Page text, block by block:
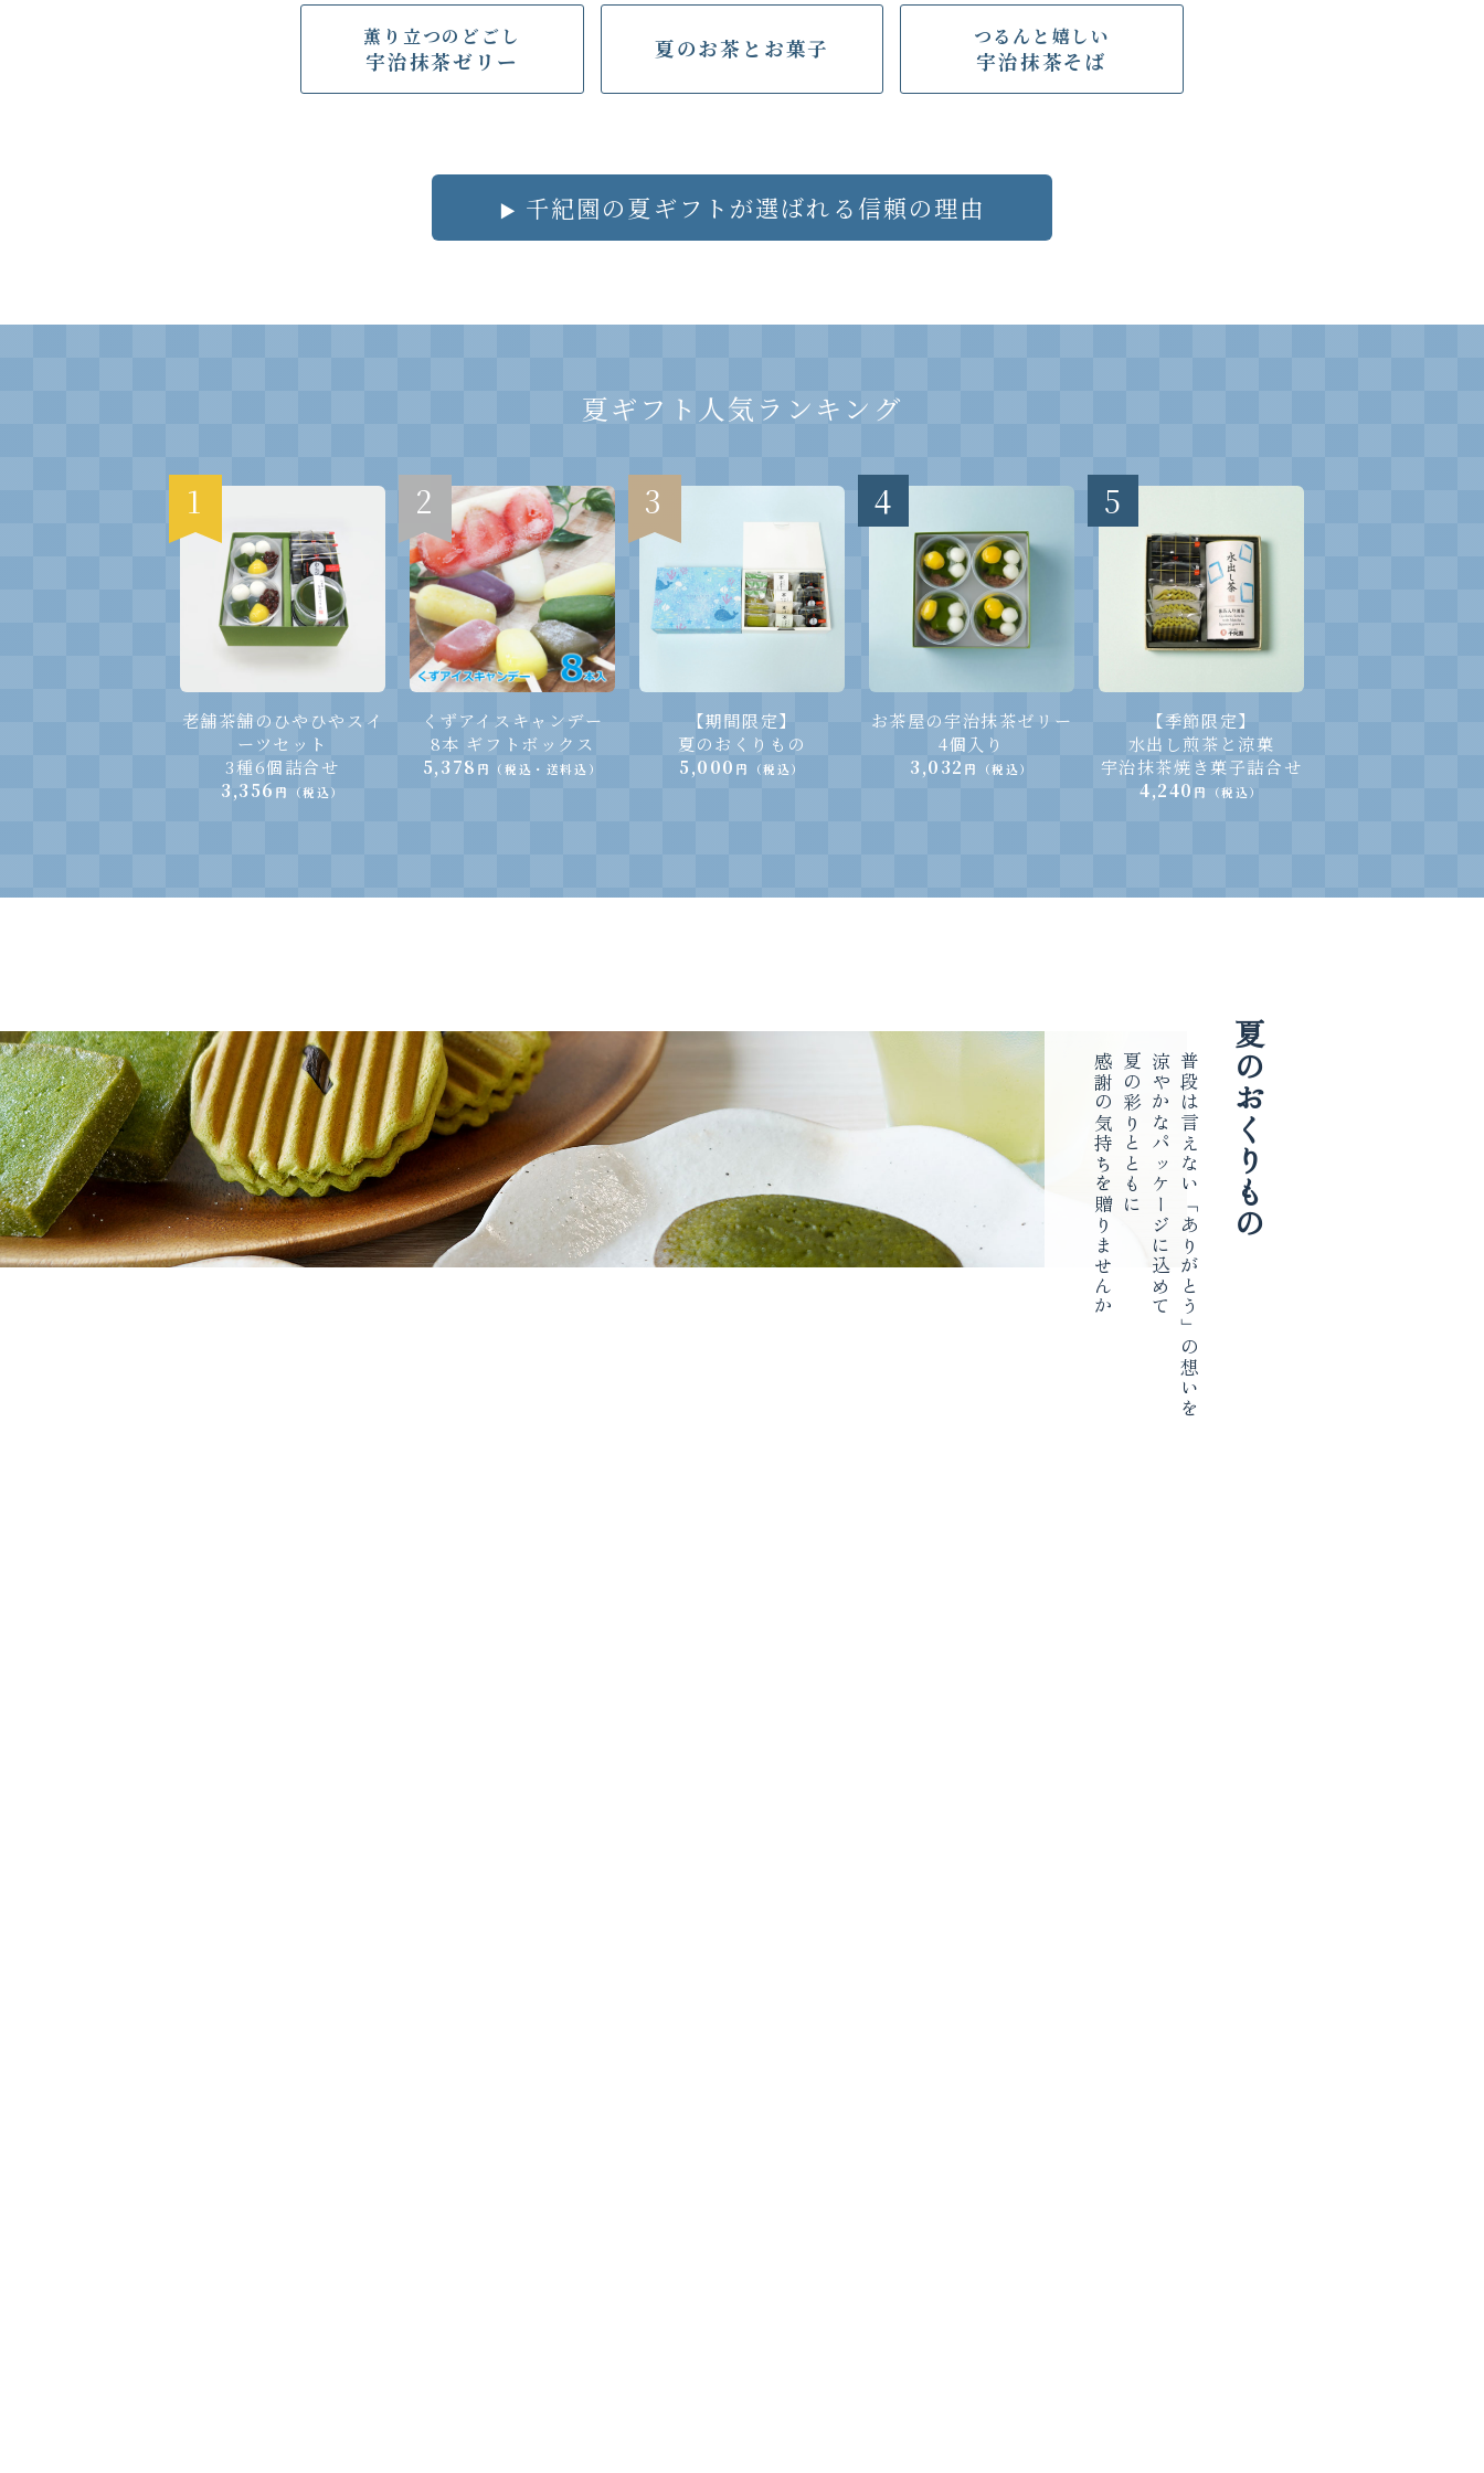
薫り立つのどごし
宇治抹茶ゼリー 夏のお茶と お菓子 つるんと嬉しい
宇治抹茶そば
▶ 千紀園の夏ギフトが選ばれる信頼の理由
夏ギフト人気ランキング
1
老舗茶舗のひやひやスイ
ーツセット
3種6個詰合せ
3,356 円（税込）
2
くずアイスキャンデー
8本 ギフトボックス
5,378 円（税込・送料込）
3
【期間限定】
夏のおくりもの
5,000 円（税込）
4
お茶屋の宇治抹茶ゼリー
4個入り
3,032 円（税込）
5
【季節限定】
水出し煎茶と涼菓
宇治抹茶焼き菓子詰合せ
4,240 円（税込）
夏のおくりもの
普段は言えない「ありがとう」の想いを
涼やかなパッケージに込めて
夏の彩りとともに
感謝の気持ちを贈りませんか